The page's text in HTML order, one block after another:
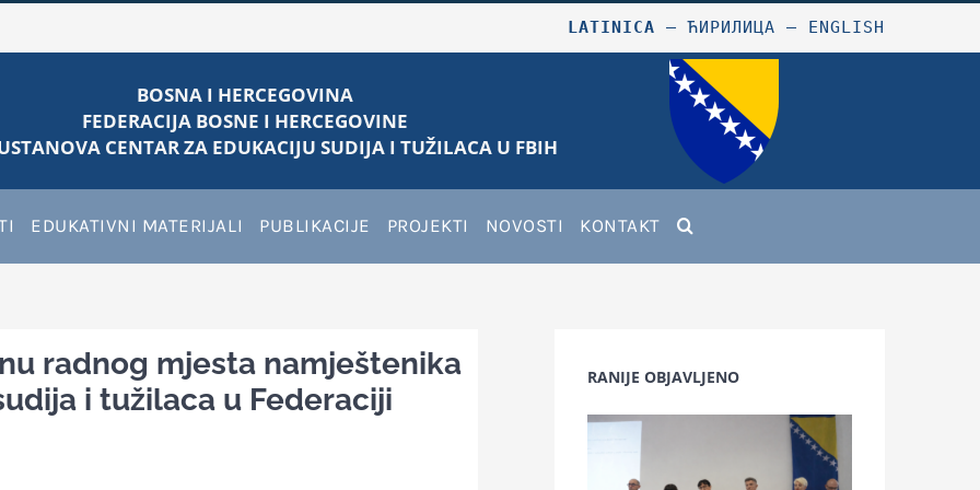
LATINICA –ЋИРИЛИЦА – ENGLISH
BOSNA I HERCEGOVINA
FEDERACIJA BOSNE I HERCEGOVINE
CENTAR ZA EDUKACIJU SUDIJA I TUŽILACA U FBIH
EDUKATIVNI MATERIJALI PUBLIKACIJE PROJEKTI NOVOSTI KONTAKT
radnog mjesta namještenika
i tužilaca u Federaciji
RANIJE OBJAVLJENO